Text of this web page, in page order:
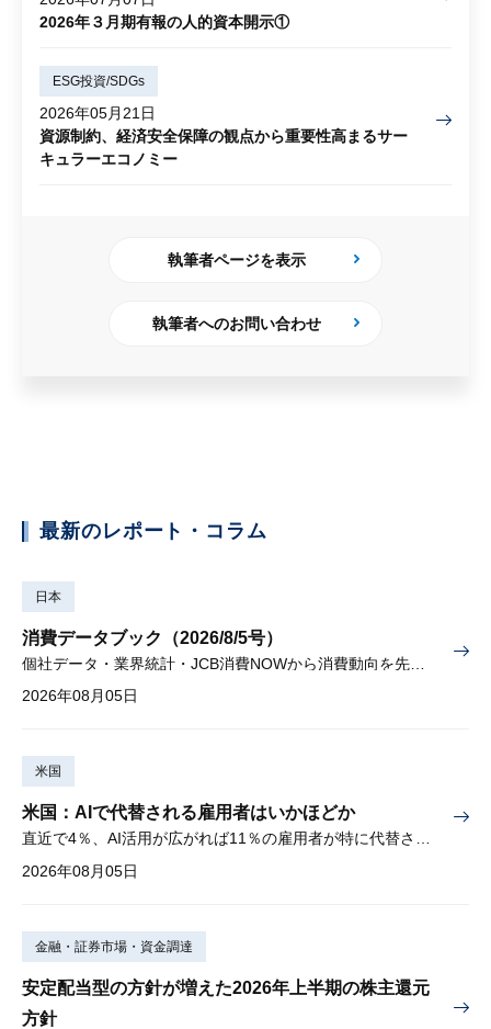
2026年３月期有報の人的資本開示①
ESG投資/SDGs
2026年05月21日
資源制約、経済安全保障の観点から重要性高まるサー
キュラーエコノミー
執筆者ページを表示
執筆者へのお問い合わせ
最新のレポート・コラム
日本
消費データブック（2026/8/5号）
2026年08月05日
米国
米国：AIで代替される雇用者はいかほどか
2026年08月05日
金融・証券市場・資金調達
安定配当型の方針が増えた2026年上半期の株主還元
方針